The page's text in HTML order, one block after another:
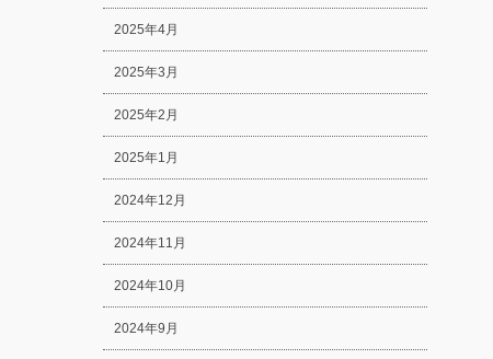
2025年4月
2025年3月
2025年2月
2025年1月
2024年12月
2024年11月
2024年10月
2024年9月